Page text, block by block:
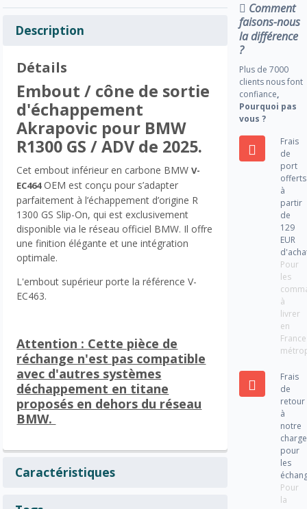
Description
Détails
Embout / cône de sortie
d'échappement
Akrapovic pour BMW
R1300 GS / ADV de 2025.
Cet embout inférieur en carbone BMWV-
EC464OEM est conçu pour s’adapter
parfaitement à l’échappement d’origine R
1300 GS Slip-On, qui est exclusivement
disponible via le réseau officiel BMW. Il offre
une finition élégante et une intégration
optimale.
L'embout supérieur porte la référence V-
EC463.
Attention : Cette pièce de
réchange n'est pas compatible
avec d'autres systèmes
déchappement en titane
proposés en dehors du réseau
BMW.
Caractéristiques
Comment
faisons-nous
la différence
?
Plus de 7000
clients nous font
confiance,
Pourquoi pas
vous ?
Frais
de
port
offerts
à
partir
de
129
EUR
Pour
les
à
livrer
en
France
Frais
de
retour
à
notre
charge
pour
les
Pour
la